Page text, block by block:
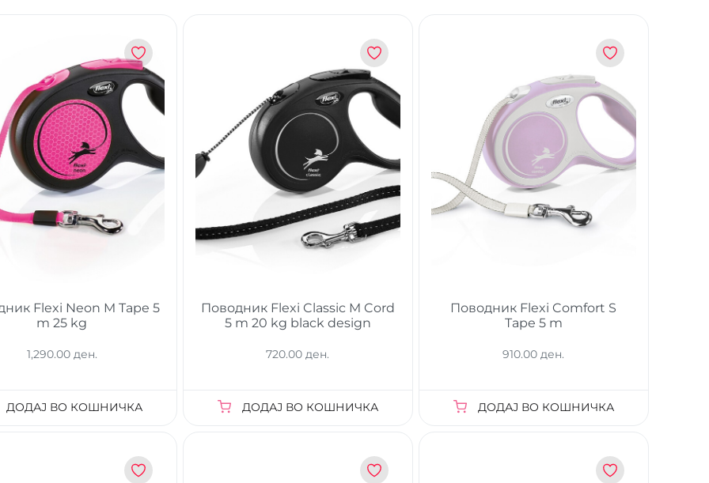
Flexi Neon M Tape 5
m 25 kg
1,290.00 ден.
ДОДАЈ ВО КОШНИЧКА
Поводник Flexi Classic M Cord
5 m 20 kg black design
720.00 ден.
ДОДАЈ ВО КОШНИЧКА
Поводник Flexi Comfort S
Tape 5 m
910.00 ден.
ДОДАЈ ВО КОШНИЧКА